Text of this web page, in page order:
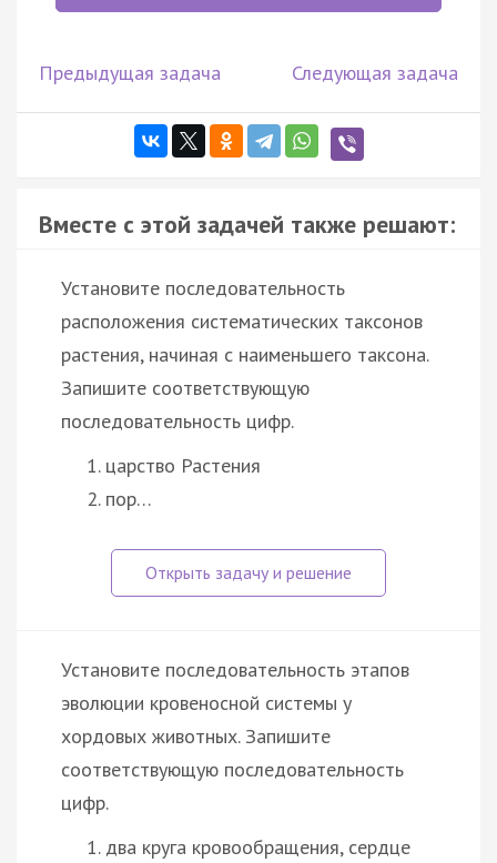
Предыдущая задача Следующая задача
Вместе с этой задачей также решают:
Установите последовательность
расположения систематических таксонов
растения, начиная с наименьшего таксона.
Запишите соответствующую
последовательность цифр.
царство Растения
пор…
Установите последовательность этапов
эволюции кровеносной системы у
хордовых животных. Запишите
соответствующую последовательность
цифр.
два круга кровообращения, сердце